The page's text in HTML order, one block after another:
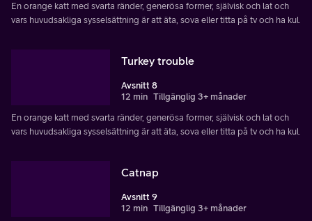
En orange katt med svarta ränder, generösa former, självisk och lat och
vars huvudsakliga sysselsättning är att äta, sova eller titta på tv och ha kul.
Turkey trouble
Avsnitt 8
12 min Tillgänglig 3+ månader
En orange katt med svarta ränder, generösa former, självisk och lat och
vars huvudsakliga sysselsättning är att äta, sova eller titta på tv och ha kul.
Catnap
Avsnitt 9
12 min Tillgänglig 3+ månader